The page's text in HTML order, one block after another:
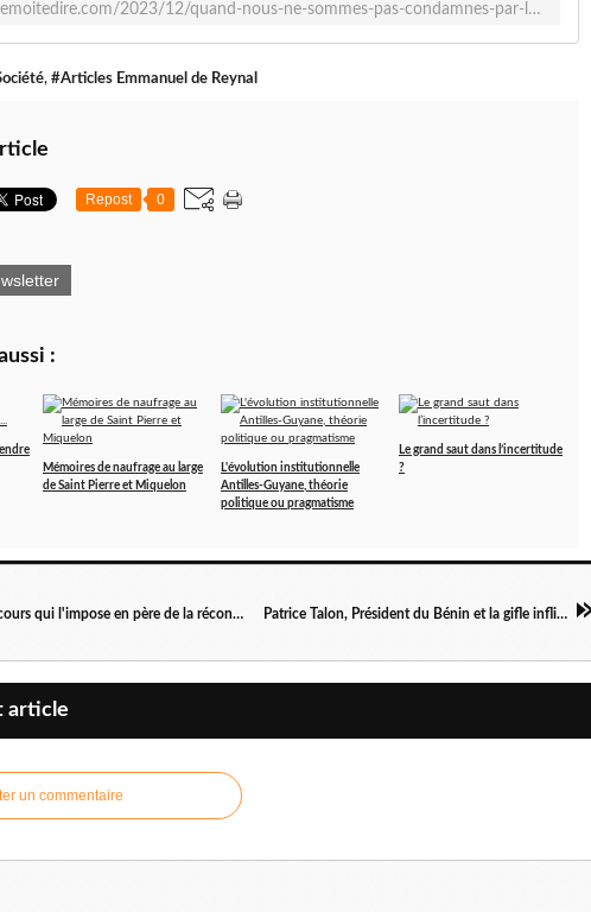
http://www.laissemoitedire.com/2023/12/quand-nous-ne-sommes-pas-condamnes-par-la-chlordecone.html
, #Articles Emmanuel de Reynal
Repost 0
:
Mémoires de naufrage au large
de Saint Pierre et Miquelon
L'évolution institutionnelle
Antilles-Guyane, théorie
politique ou pragmatisme
Le grand saut dans l’incertitude
?
Bernard Hayot, un discours qui l'impose en père de la réconciliation en Martinique Patrice Talon, Président du Bénin et la gifle infligée au radicalisme
article
un commentaire